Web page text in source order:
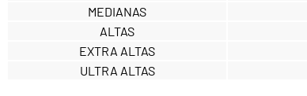
MEDIANAS
ALTAS
EXTRA ALTAS
ULTRA ALTAS